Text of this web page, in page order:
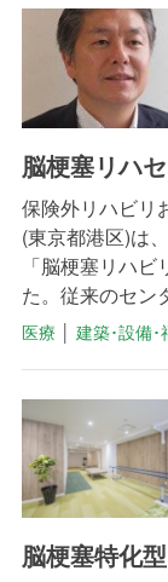
脳梗塞リハ
保険外リハビリ
(東京都港区)は
「脳梗塞リハ
た。従来のセン
医療 │ 建築･設備･
脳梗塞特化